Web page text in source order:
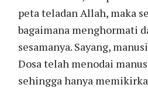
peta teladan Allah, maka
bagaimana menghormati
sesamanya. Sayang,
Dosa telah menodai
sehingga hanya